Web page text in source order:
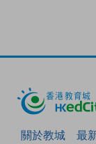
關於教城 最